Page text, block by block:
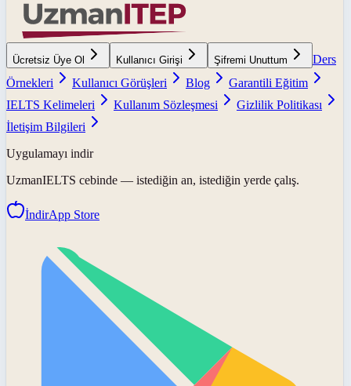
Ücretsiz Üye Ol Kullanıcı Girişi Şifremi Unuttum
Ders
Örnekleri
Kullanıcı Görüşleri Blog
Garantili Eğitim
IELTS Kelimeleri
Kullanım Sözleşmesi
Gizlilik Politikası
İletişim Bilgileri
Uygulamayı indir
UzmanIELTS cebinde — istediğin an, istediğin yerde çalış.
İndirApp Store